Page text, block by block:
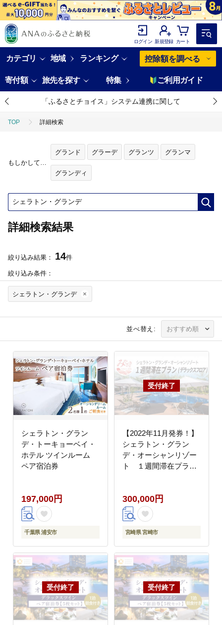
ログイン 新規登録 カート
カテゴリ 地域 ランキング 控除額を調べる
寄付額 旅先を探す 特集 ご利用ガイド
「ふるさとチョイス」システム連携に関して
TOP 詳細検索
もしかして…
グランド グラーデ グランツ グランマ
グランディ
詳細検索結果
絞り込み結果： 14件
絞り込み条件：
シェラトン・グランデ
並べ替え:
シェラトン・グラン
デ・トーキョーベイ・
ホテル ツインルーム
ペア宿泊券
197,000円
千葉県 浦安市
【2022年11月発券！】
シェラトン・グラン
デ・オーシャンリゾー
ト １週間滞在プラン
300,000円
宮崎県 宮崎市